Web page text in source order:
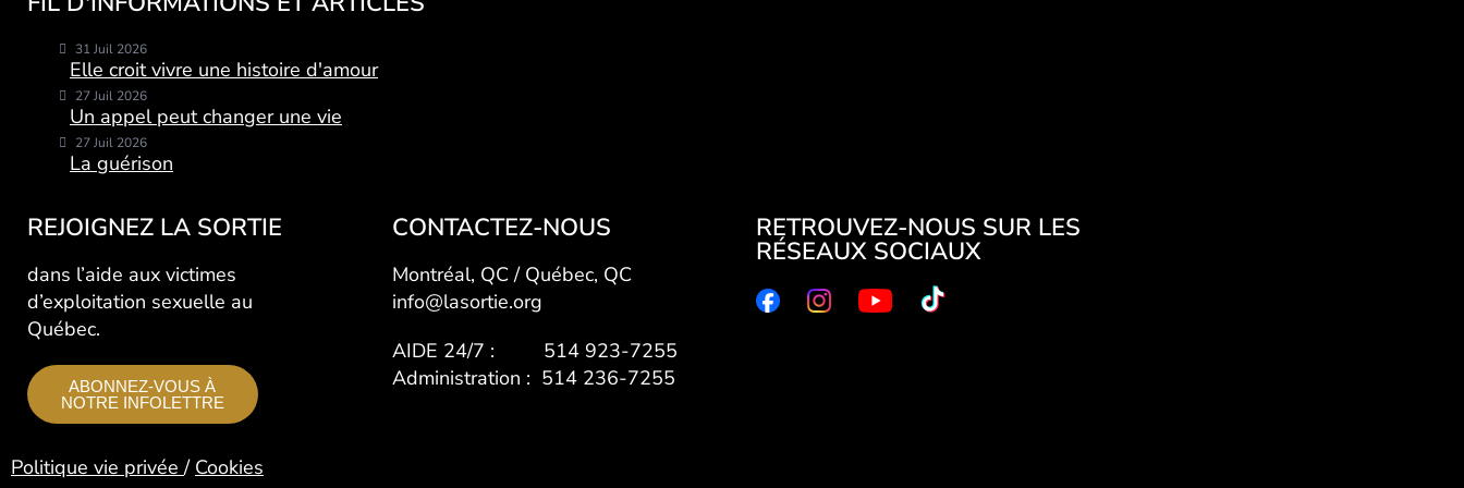
31 Juil 2026
Elle croit vivre une histoire d'amour
27 Juil 2026
Un appel peut changer une vie
27 Juil 2026
La guérison
REJOIGNEZ LA SORTIE
dans l’aide aux victimes
d’exploitation sexuelle au
Québec.
ABONNEZ-VOUS À
NOTRE INFOLETTRE
CONTACTEZ-NOUS
Montréal, QC / Québec, QC
info@lasortie.org
AIDE 24/7 : 514 923-7255
Administration : 514 236-7255
RETROUVEZ-NOUS SUR LES
RÉSEAUX SOCIAUX
Politique vie privée / Cookies